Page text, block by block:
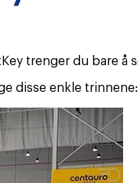
trenger du bare
disse enkle trinnene: